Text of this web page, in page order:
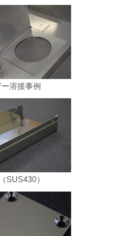
溶接事例
SUS430）